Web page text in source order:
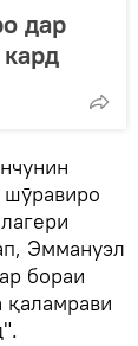
дар
Эммануэл
бораи